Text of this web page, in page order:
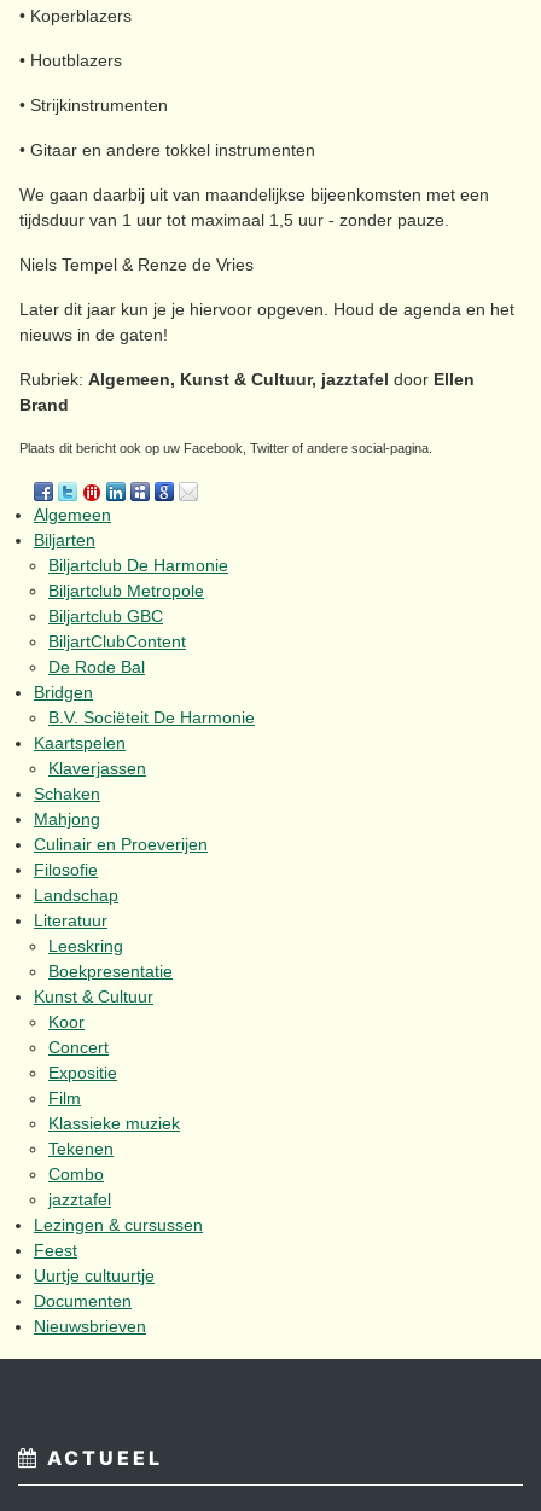
• Koperblazers
• Houtblazers
• Strijkinstrumenten
• Gitaar en andere tokkel instrumenten
We gaan daarbij uit van maandelijkse bijeenkomsten met een
tijdsduur van 1 uur tot maximaal 1,5 uur - zonder pauze.
Niels Tempel & Renze de Vries
Later dit jaar kun je je hiervoor opgeven. Houd de agenda en het
nieuws in de gaten!
Rubriek: Algemeen, Kunst & Cultuur, jazztafel door Ellen
Brand
Plaats dit bericht ook op uw Facebook, Twitter of andere social-pagina.
Algemeen
Biljarten
Biljartclub De Harmonie
Biljartclub Metropole
Biljartclub GBC
BiljartClubContent
De Rode Bal
Bridgen
B.V. Sociëteit De Harmonie
Kaartspelen
Klaverjassen
Schaken
Mahjong
Culinair en Proeverijen
Filosofie
Landschap
Literatuur
Leeskring
Boekpresentatie
Kunst & Cultuur
Koor
Concert
Expositie
Film
Klassieke muziek
Tekenen
Combo
jazztafel
Lezingen & cursussen
Feest
Uurtje cultuurtje
Documenten
Nieuwsbrieven
ACTUEEL